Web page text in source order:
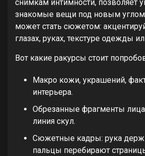
снимкам интимности, позволяет
знакомые вещи под новым
может стать сюжетом:
глазах, руках, текстуре одежды
Вот какие ракурсы стоит
Макро кожи, украшений,
интерьера.
Обрезанные фрагменты лица
линия скул.
Сюжетные кадры: рука
пальцы перебирают